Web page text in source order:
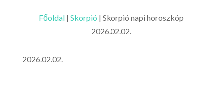
Főoldal |Skorpió |Skorpió napi horoszkóp
2026.02.02.
2026.02.02.